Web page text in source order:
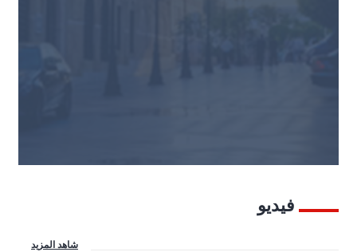
فيديو
شاهد المزيد